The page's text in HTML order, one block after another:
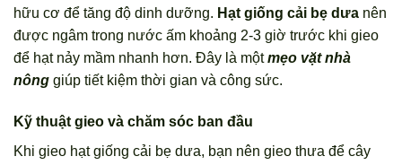
hữu cơ để tăng độ dinh dưỡng. Hạt giống cải bẹ dưa nên
được ngâm trong nước ấm khoảng 2-3 giờ trước khi gieo
để hạt nảy mầm nhanh hơn. Đây là mộtmẹo vặt nhà
nông giúp tiết kiệm thời gian và công sức.
Kỹ thuật gieo và chăm sóc ban đầu
Khi gieo hạt giống cải bẹ dưa, bạn nên gieo thưa để cây